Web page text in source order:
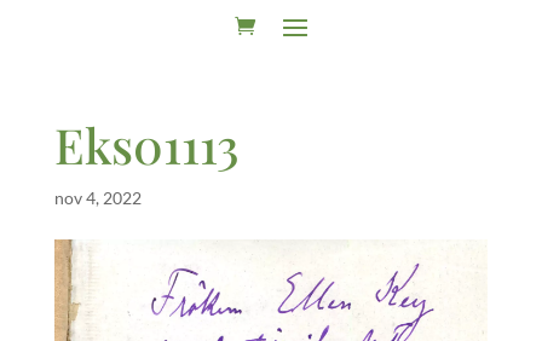
Eks01113
nov 4, 2022